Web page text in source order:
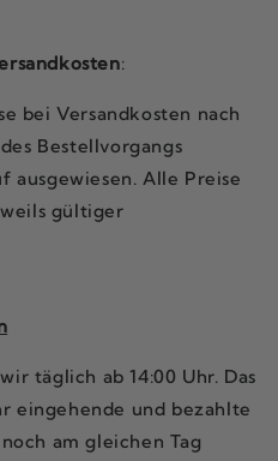
:
bei Versandkosten nach
Bestellvorgangs
Alle Preise
gültiger
täglich ab 14:00 Uhr. Das
eingehende und bezahlte
am gleichen Tag